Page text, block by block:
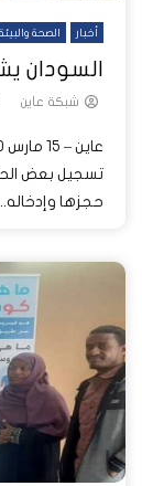
أخبار الصحة والبيئة
السودان
شبكة عاين
تسجيل بعض
حجزها